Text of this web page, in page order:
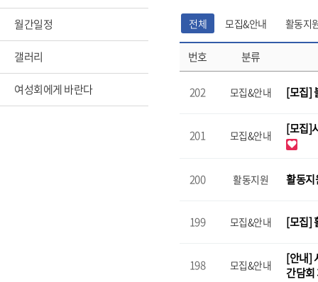
월간일정
갤러리
여성회에게 바란다
전체 모집&안내 활동지
번호 분류
202 모집&안내 [모집]
201 모집&안내 [모집]
200 활동지원 활동지
199 모집&안내 [모집]
198 모집&안내
[안내]
간담